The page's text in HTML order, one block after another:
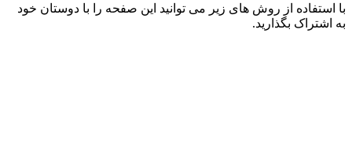
با استفاده از روش های زیر می توانید این صفحه را با دوستان خود
به اشتراک بگذارید.